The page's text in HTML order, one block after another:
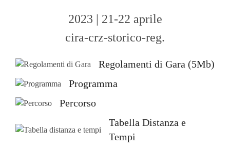
2023 | 21-22 aprile
cira-crz-storico-reg.
Regolamenti di Gara (5Mb)
Programma
Percorso
Tabella Distanza e
Tempi